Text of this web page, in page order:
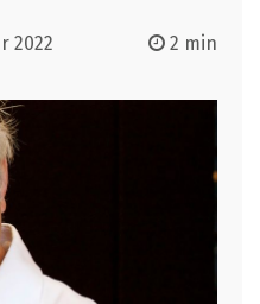
2022 2 min